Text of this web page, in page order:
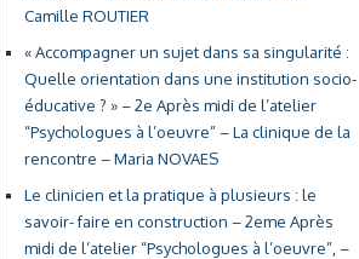
Camille ROUTIER
« Accompagner un sujet dans sa singularité :
Quelle orientation dans une institution socio-
éducative ? » – 2e Après midi de l’atelier
“Psychologues à l’oeuvre” – La clinique de la
rencontre – Maria NOVAES
Le clinicien et la pratique à plusieurs : le
savoir- faire en construction – 2eme Après
midi de l’atelier “Psychologues à l’oeuvre”, –